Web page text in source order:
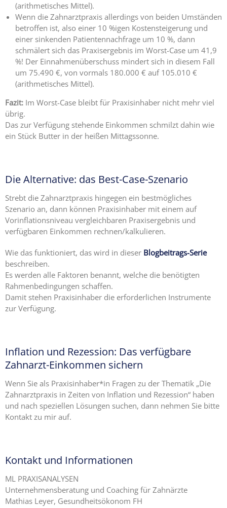
(arithmetisches Mittel).
Wenn die Zahnarztpraxis allerdings von beiden Umständen
betroffen ist, also einer 10 %igen Kostensteigerung und
einer sinkenden Patientennachfrage um 10 %, dann
schmälert sich das Praxisergebnis im Worst-Case um 41,9
%! Der Einnahmenüberschuss mindert sich in diesem Fall
um 75.490 €, von vormals 180.000 € auf 105.010 €
(arithmetisches Mittel).
Fazit: Im Worst-Case bleibt für Praxisinhaber nicht mehr viel
übrig.
Das zur Verfügung stehende Einkommen schmilzt dahin wie
ein Stück Butter in der heißen Mittagssonne.
Die Alternative: das Best-Case-Szenario
Strebt die Zahnarztpraxis hingegen ein bestmögliches
Szenario an, dann können Praxisinhaber mit einem auf
Vorinflationsniveau vergleichbaren Praxisergebnis und
verfügbaren Einkommen rechnen/kalkulieren.
Wie das funktioniert, das wird in dieser Blogbeitrags-Serie
beschreiben.
Es werden alle Faktoren benannt, welche die benötigten
Rahmenbedingungen schaffen.
Damit stehen Praxisinhaber die erforderlichen Instrumente
zur Verfügung.
Inflation und Rezession: Das verfügbare
Zahnarzt-Einkommen sichern
Wenn Sie als Praxisinhaber*in Fragen zu der Thematik „Die
Zahnarztpraxis in Zeiten von Inflation und Rezession“ haben
und nach speziellen Lösungen suchen, dann nehmen Sie bitte
Kontakt zu mir auf.
Kontakt und Informationen
ML PRAXISANALYSEN
Unternehmensberatung und Coaching für Zahnärzte
Mathias Leyer, Gesundheitsökonom FH